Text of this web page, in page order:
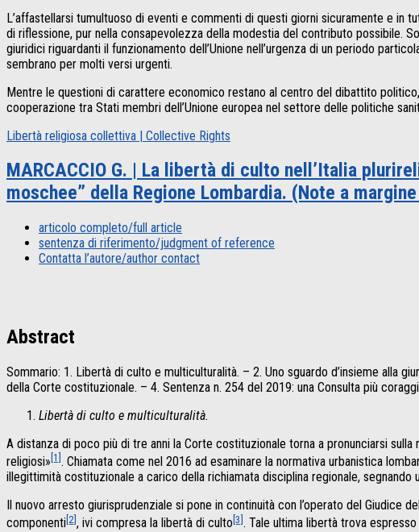
L’affastellarsi tumultuoso di eventi e commenti di questi giorni sicuramente e in
di riflessione, pur nella consapevolezza della modestia del contributo possibile.
giuridici riguardanti il funzionamento dell’Unione nell’urgenza di un periodo
sembrano per molti versi urgenti.
Mentre le questioni di carattere economico restano al centro del dibattito
cooperazione tra Stati membri dell’Unione europea nel settore delle politiche
Libertà religiosa collettiva | Collective Rights
MARCACCIO G. | La libertà di culto nell’Italia
moschee” della Regione Lombardia. (Note a
articolo completo/full article
sentenza di riferimento/judgment of reference
Contatta l’autore/author contact
Abstract
Sommario: 1. Libertà di culto e multiculturalità. – 2. Uno sguardo d’insieme alla
della Corte costituzionale. – 4. Sentenza n. 254 del 2019: una Consulta più
Libertà di culto e multiculturalità.
A distanza di poco più di tre anni la Corte costituzionale torna a pronunciarsi
religiosi» [1] . Chiamata come nel 2016 ad esaminare la normativa urbanistica
illegittimità costituzionale a carico della richiamata disciplina regionale,
Il nuovo arresto giurisprudenziale si pone in continuità con l’operato del
componenti[2], ivi compresa la libertà di culto [3]. Tale ultima libertà trova